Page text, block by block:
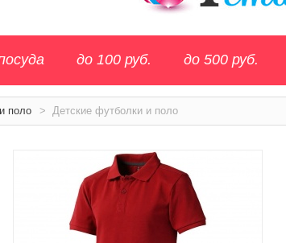
до 100 руб. до 500 руб.
поло > Детские футболки и поло